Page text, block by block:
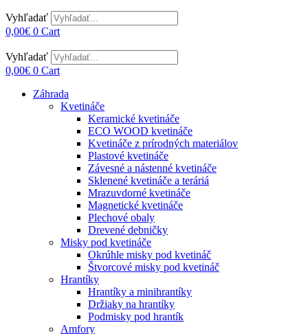
Vyhľadať
0,00€ 0 Cart
Vyhľadať
0,00€ 0 Cart
Záhrada
Kvetináče
Keramické kvetináče
ECO WOOD kvetináče
Kvetináče z prírodných materiálov
Plastové kvetináče
Závesné a nástenné kvetináče
Sklenené kvetináče a teráriá
Mrazuvdorné kvetináče
Magnetické kvetináče
Plechové obaly
Drevené debničky
Misky pod kvetináče
Okrúhle misky pod kvetináč
Štvorcové misky pod kvetináč
Hrantíky
Hrantíky a minihrantíky
Držiaky na hrantíky
Podmisky pod hrantík
Amfory